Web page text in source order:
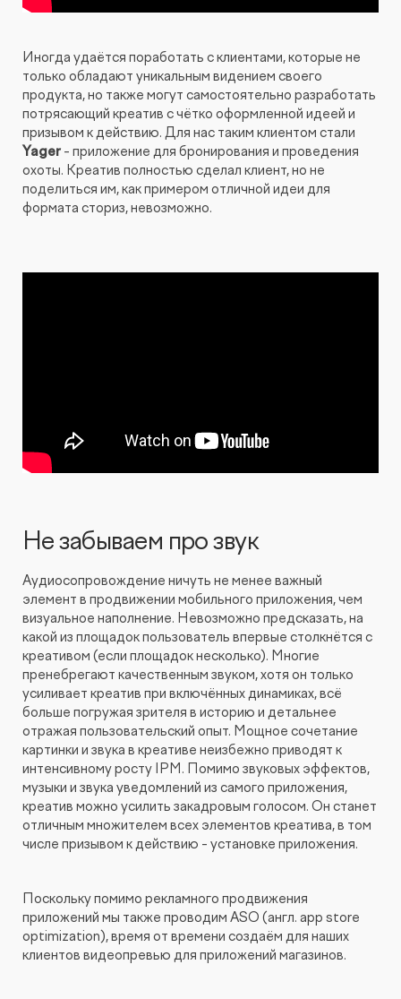
Иногда удаётся поработать с клиентами, которые не
только обладают уникальным видением своего
продукта, но также могут самостоятельно разработать
потрясающий креатив с чётко оформленной идеей и
призывом к действию. Для нас таким клиентом стали
Yager - приложение для бронирования и проведения
охоты. Креатив полностью сделал клиент, но не
поделиться им, как примером отличной идеи для
формата сториз, невозможно.
Не забываем про звук
Аудиосопровождение ничуть не менее важный
элемент в продвижении мобильного приложения, чем
визуальное наполнение. Невозможно предсказать, на
какой из площадок пользователь впервые столкнётся с
креативом (если площадок несколько). Многие
пренебрегают качественным звуком, хотя он только
усиливает креатив при включённых динамиках, всё
больше погружая зрителя в историю и детальнее
отражая пользовательский опыт. Мощное сочетание
картинки и звука в креативе неизбежно приводят к
интенсивному росту IPM. Помимо звуковых эффектов,
музыки и звука уведомлений из самого приложения,
креатив можно усилить закадровым голосом. Он станет
отличным множителем всех элементов креатива, в том
числе призывом к действию - установке приложения.
Поскольку помимо рекламного продвижения
приложений мы также проводим ASO (англ. app store
optimization), время от времени создаём для наших
клиентов видеопревью для приложений магазинов.